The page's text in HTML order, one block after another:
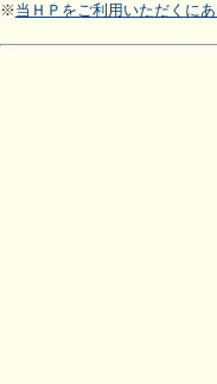
※ 当ＨＰをご利用いただくに